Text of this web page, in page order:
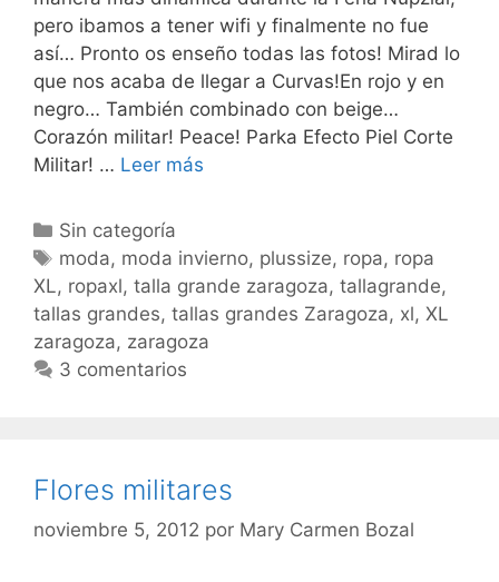
pero ibamos a tener wifi y finalmente no fue
así… Pronto os enseño todas las fotos! Mirad lo
que nos acaba de llegar a Curvas!En rojo y en
negro… También combinado con beige…
Corazón militar! Peace! Parka Efecto Piel Corte
Militar! … Leer más
Categorías
Sin categoría
Etiquetas
moda, moda invierno, plussize, ropa, ropa
XL, ropaxl, talla grande zaragoza, tallagrande,
tallas grandes, tallas grandes Zaragoza, xl, XL
zaragoza, zaragoza
3 comentarios
Flores militares
noviembre 5, 2012 por Mary Carmen Bozal